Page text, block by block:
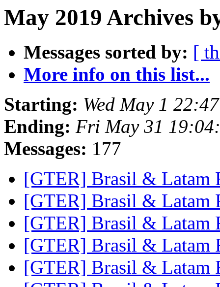
May 2019 Archives
Messages sorted by: [
More info on this list...
Starting: Wed May 1
Ending: Fri May 31
Messages: 177
[GTER] Brasil & Latam
[GTER] Brasil & Latam
[GTER] Brasil & Latam
[GTER] Brasil & Latam
[GTER] Brasil & Latam